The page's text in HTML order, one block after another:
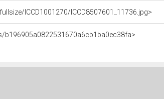
ICCD1001270/ICCD8507601_11736.jpg>